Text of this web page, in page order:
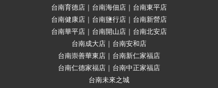
台南育德店｜台南海佃店｜台南東平店
台南健康店｜台南鹽行店｜台南新營店
台南華平店｜台南開山店｜台南北安店
台南成大店｜台南安和店
台南崇善華東店｜台南新仁家福店
台南仁德家福店｜台南中正家福店
台南未來之城